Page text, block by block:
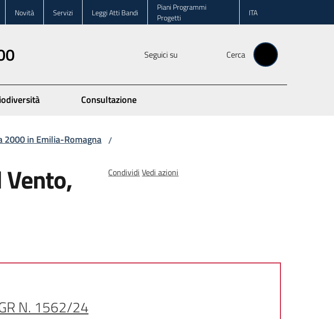
Novità Servizi Leggi Atti Bandi
Piani Programmi
Progetti
ITA
Seguici su Cerca
Consultazione
2000 in Emilia-Romagna /
Vento,
Condividi Vedi azioni
N. 1562/24